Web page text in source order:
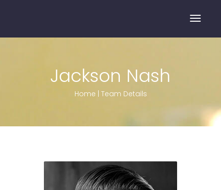
Jackson Nash
Home Team Details